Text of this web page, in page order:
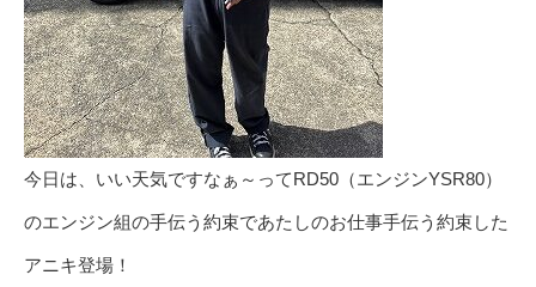
今日は、いい天気ですなぁ～ってRD50（エンジンYSR80）
のエンジン組の手伝う約束であたしのお仕事手伝う約束した
アニキ登場！